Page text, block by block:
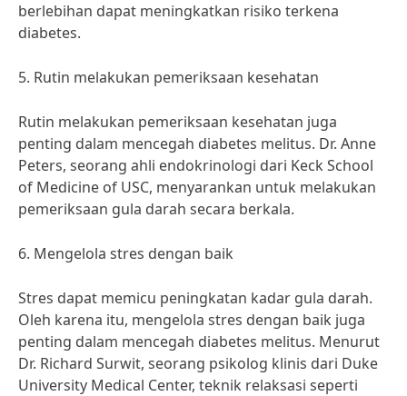
berlebihan dapat meningkatkan risiko terkena
diabetes.
5. Rutin melakukan pemeriksaan kesehatan
Rutin melakukan pemeriksaan kesehatan juga
penting dalam mencegah diabetes melitus. Dr. Anne
Peters, seorang ahli endokrinologi dari Keck School
of Medicine of USC, menyarankan untuk melakukan
pemeriksaan gula darah secara berkala.
6. Mengelola stres dengan baik
Stres dapat memicu peningkatan kadar gula darah.
Oleh karena itu, mengelola stres dengan baik juga
penting dalam mencegah diabetes melitus. Menurut
Dr. Richard Surwit, seorang psikolog klinis dari Duke
University Medical Center, teknik relaksasi seperti